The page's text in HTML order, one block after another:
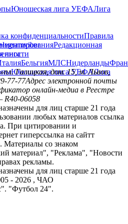
Юношеская лига УЕФАЛига
конфиденциальностиПравила
Редакционная
viber
лига
БельгияМЛСНидерланды
Юношеская лига УЕФАЛига
пл. Галицкая, дом. 15, м. Львов,
77-77Адрес электронной почты
онлайн-медиа в Реестре
R40-06058
для лиц старше 21 года
любых материалов ссылка
При цитировании и
гиперссылка на сайтт
Материалы со знаком
материал", "Реклама", "Новости
рекламы.
для лиц старше 21 года
- 2026 , ЧАО
"Футбол 24".